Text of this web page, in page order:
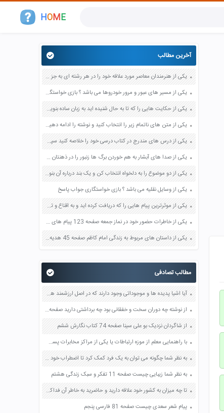
HOME
آخرین مطالب
یکی از هنرمندان معاصر مورد علاقه خود را در هر رشته ای به جز عکاسی صفحه 69 فرهنگ و هنر نهم
یکی از مسیر های عبور و مرور خودروها می باشد ؟ بازی خواستگاری جواب پاسخ
یکی از حکایت هایی را که تا به حال شنیده اید به زبان ساده بنویسید صفحه 97 نگارش ششم دبستان
یکی از متن های ناتمام زیر را انتخاب کنید و نوشته را ادامه دهید صفحه 73 و 74 کتاب نگارش فارسی پنجم دبستان
یکی از درس های مندرج در کتاب درسی خود را خلاصه کنید سپس متن خلاصه شده را با بهره گیری از روش های دسته بندی نمودار جدول نقشه مفهومی نشان دهید صفحه 118 نگارش یازدهم
یکی از صدا های آبشار به هم خوردن برگ ها زنبور را در ذهنتان مجسم کنید و درباره آن یک بند بنویسید صفحه 11 نگارش پنجم
یکی از دو موضوع را به دلخواه انتخاب کن و یک بند درباره آن بنویس صفحه 35 کتاب نگارش فارسی سوم
یکی از وسایل نقلیه می باشد ؟ بازی خواستگاری جواب پاسخ
یکی از موثرترین پیام هایی را که دریافت کرده اید و به اقناع و تغییری جدی در شما منجر شده است برسی کنید و علت این تاثیر گذاری قابل توجه را بنویسید صفحه 52 تفکر و سواد رسانه ای دهم
یکی از خاطرات حضور خود در نماز جمعه صفحه 123 پیام های آسمان هفتم
یکی از داستان های مربوط به زندگی امام کاظم صفحه 45 هدیه های آسمان چهارم
مطالب تصادفی
آیا اشیا پدیده ها و موجوداتی وجود دارند که در اصل ارزشمند هستند صفحه 90 تفکر و پژوهش ششم
از نوشته چه دوران سخت و خفقانی بود چه برداشتی دارید صفحه 71 هدیه های آسمان پنجم
از شاگردان نزدیک بو علی سینا صفحه 74 کتاب نگارش ششم
با راهنمایی معلم از موزه ارتباطات یا یکی از مراکز مخابرات پست و ارتباطات در محل زندگیتان بازدید و به طور گروهی گزارشی تهیه کنید صفحه 46 مطالعات اجتماعی هشتم
به نظر شما چگونه می توان به یک فرد کمک کرد تا اضطراب خود را کاهش دهد صفحه 91 کتاب تفکر و سبک زندگی هفتم
به نظر شما زیبایی چیست صفحه 11 تفکر و سبک زندگی هشتم
تا چه میزان به کشور خود علاقه دارید و حاضرید به خاطر آن فداکاری کنید صفحه 31 تفکر و سبک زندگی هفتم
پیام شعر سعدی چیست صفحه 81 فارسی پنجم